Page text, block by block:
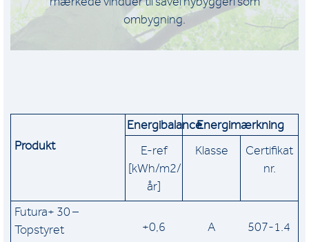
ombygning.
EnergibalanceEnergimærkning
Produkt
E-ref
[kWh/m2/
år]
Klasse
Certifikat
nr.
Futura+ 30 –
Topstyret
+0,6 A
507-1.4